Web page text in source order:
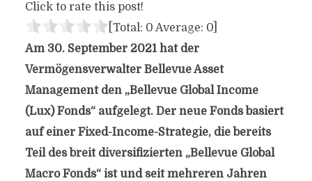
Click to rate this post!
[Total: 0 Average: 0]
Am 30. September 2021 hat der
Vermögensverwalter Bellevue Asset
Management den „Bellevue Global Income
(Lux) Fonds“ aufgelegt. Der neue Fonds basiert
auf einer Fixed-Income-Strategie, die bereits
Teil des breit diversifizierten „Bellevue Global
Macro Fonds“ ist und seit mehreren Jahren